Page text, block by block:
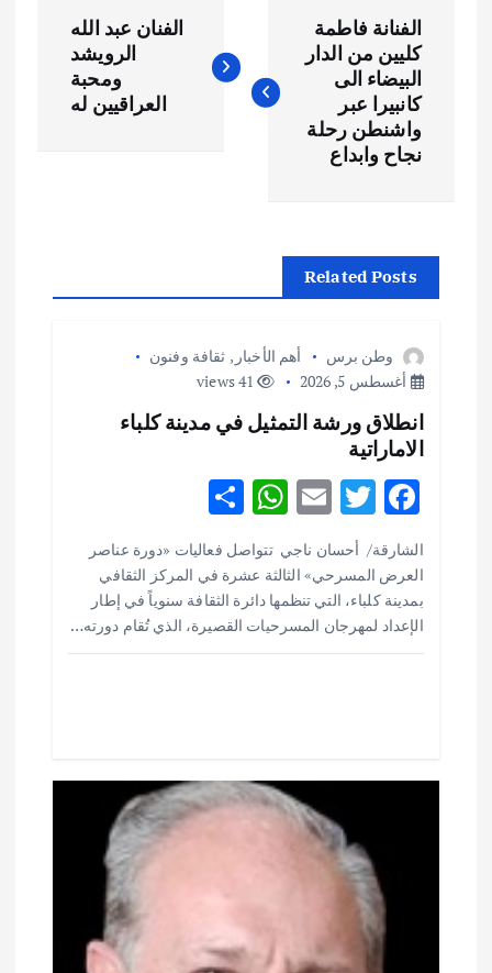
ص
ت
الفنانة فاطمة
كليين من الدار
البيضاء الى
كانبيرا عبر
واشنطن رحلة
نجاح وابداع
الفنان عبد الله
الرويشد
ومحبة
العراقيين له
Related Posts
وطن برس أهم الأخبار , ثقافة وفنون
أغسطس 5, 2026
41 views
انطلاق ورشة التمثيل في مدينة كلباء
الاماراتية
F
ac
e
b
o
T
w
it
te
r
E
ai
l
W
h
at
s
A
h
ar
e
الشارقة/ أحسان ناجي تتواصل فعاليات «دورة عناصر
العرض المسرحي» الثالثة عشرة في المركز الثقافي
بمدينة كلباء، التي تنظمها دائرة الثقافة سنوياً في إطار
الإعداد لمهرجان المسرحيات القصيرة، الذي تُقام دورته…